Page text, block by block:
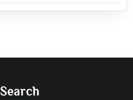
Search